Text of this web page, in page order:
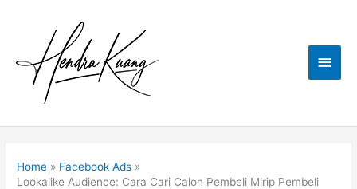
Main
Home
Facebook Ads
Lookalike Audience: Cara Cari Calon Pembeli Mirip Pembeli